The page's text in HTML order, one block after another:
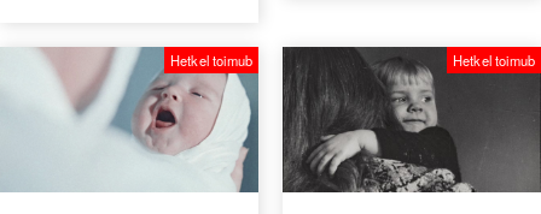
Hetkel toimub Hetkel toimub